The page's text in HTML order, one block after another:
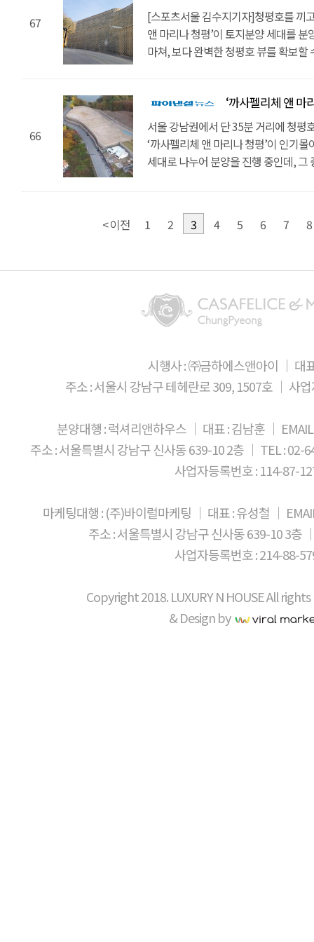
단독정원과 개별수영장도 설치 가능
IoT시스템을 도입할 수 있고, 지열 냉,
효과도 볼 수 있다.관계자는 기자와의
바란다.”고 전했다.저작권자 ⓒ 뉴스
금지출처 : 뉴스포인트
청평, 설악, 양평 인근 주택·별장을
수요가 기대된다"고 말했다.? [기사원
청평호 뷰를 감상할 수 있다. 또 단지
차량 진출입이 편리하다. 서울과 거리
단지 인근 설악IC까지 30분 거리여서
주변 생활인프라도 풍부해 생활도 편
청심국제중고등학교를 포함한 교육
다수의 행정기관, 시외버스터미널, 대
실내 요트·보트 계류장을 보유하고 있
까사펠리체 앤 마리나 청평은 각종 수
서비스까지 누릴 수 있다. 차량 15분
마이다스밸리 같은 유명한 대형 골프
스타일의 집을 직접 설계해 지을 수 있
여가시간을 즐길 수 있다. 실내에는
가량 절감하는 효과를 볼 수 있고, 스
누릴 수 있는사펠리체 앤 마리나 청평
나만의 전원주택에 대한 꿈을 이룰 수
크다"고 말했다. [원문기사 보기]
인해 인터넷 등의 통신 선을 모두 지
막힘 없는 청평호 뷰를 확보 할 수 있
알아보는 이들에게 보다 합리적인 가
단지 내부에 8M길이의 도로가 마련
35분이면 충분하다. 출퇴근이 가능해
청심국제중고등학교를 포함한 교육
다수의 행정기관, 대형마트 등이 갖추
보트 정박장을 보유하고 있어 요트라
아난티, 프리스틴밸리, 마이다스밸리
레저스포츠를 즐기기 좋은 환경이
내부에는 단독정원과 개별 수영장을
만족스러운 휴식을 취할 수 있다. 실
가능해지면 생활이 편리해지고, 지열
하는 효과까지 볼 수 있다. 관계자는
있고, 세상에 하나 뿐인 나만의 집을
청평`이 단연 인기 최고이다."라고 전
67
[스포츠서울 김수지기자]청평호를 끼
앤 마리나 청평’이 토지분양 세대를
마쳐, 보다 완벽한 청평호 뷰를 확보할
건축허가까지 모두 완료된 상태이다.
보안이 좋고, 세대 간의 마찰이 적어
공사로 단지 내 모든 통신 선을 지하로
감상할 수 있다. 비슷한 환경의 가평
있다는 이점도 있다.단지 내에 8M 길
출퇴근이 가능하기 때문에 주 주거 목
즐길 수 있는 환경이 고루 갖추어진
계류장을 보유하고 있다는 이점도 있
25대의 요트를 보관할 수 있다. 덤으
15분 거리에는 아난티, 마이다스밸리
골프레저도 풍부하다. ‘까사펠리체 앤
개별수영장을 마련할 수 있다. 때문
있는데, 이러한 점은 사생활을 중요시
실내에는 지열 냉, 난방 시스템으로
스마트 IoT를 도입해 원격제어가 가
“‘까사펠리체 앤 마리나 청평’은 좀
위해 높은 봉토에 토목공사를 마쳤다.
전원주택부지를 찾는 중이라면 이 곳
말했다.
66
‘까사펠리체 앤 마리
서울 강남권에서 단 35분 거리에 청평
‘까사펠리체 앤 마리나 청평’이 인기
세대로 나누어 분양을 진행 중인데,
225평까지 계획 되었다. 4M~8M의
마찰이 적다는 이점이 있다. 또한, 인
끈다.해당 경기도 주택의 단지 내부에
지하로 매설하여서 전 세대가 온전한
없이 감상 할 수 있다.가평 토지는 원
설치 할 수 있는데, 실내에는 스마트
지열 냉, 난방 시스템으로 관리비를
35분이면 충분하다. 출퇴근이 가능하
있어, 더욱 소장 가치가 높다. 차량 5
포함한 다수의 교육기관, 의료기관,
있어 편리한 실 생활을 누릴 수 있다.
환경이다. 국내 최초로 실내 요트/보
실내 정박장에는 대략 25대 정도의 요
비용을 지불하면 개인 요트를 관리해
거리에는 아난티, 프리스틴밸리, 마
이들이 ‘까사펠리체 앤 마리나 청평’
하나뿐인 나만의 집을 설계 할 수 있
< 이전 1 2 3 4 5 6 7 8
시행사 : ㈜금하에스앤아이 │ 대
주소 : 서울시 강남구 테헤란로 309, 1507호 │ 사
분양대행 : 럭셔리앤하우스 │ 대표 : 김남훈 │
주소 : 서울특별시 강남구 신사동 639-10 2층 │ TEL :
사업자등록번호 : 114-87-
마케팅대행 : (주)바이럴마케팅 │ 대표 : 유성철 │
주소 : 서울특별시 강남구 신사동 639-10 3층
사업자등록번호 : 214-88-
Copyright 2018. LUXURY N HOUSE All
& Design by